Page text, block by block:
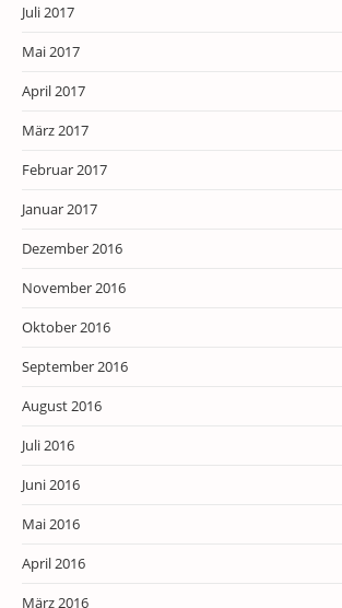
Juli 2017
Mai 2017
April 2017
März 2017
Februar 2017
Januar 2017
Dezember 2016
November 2016
Oktober 2016
September 2016
August 2016
Juli 2016
Juni 2016
Mai 2016
April 2016
März 2016